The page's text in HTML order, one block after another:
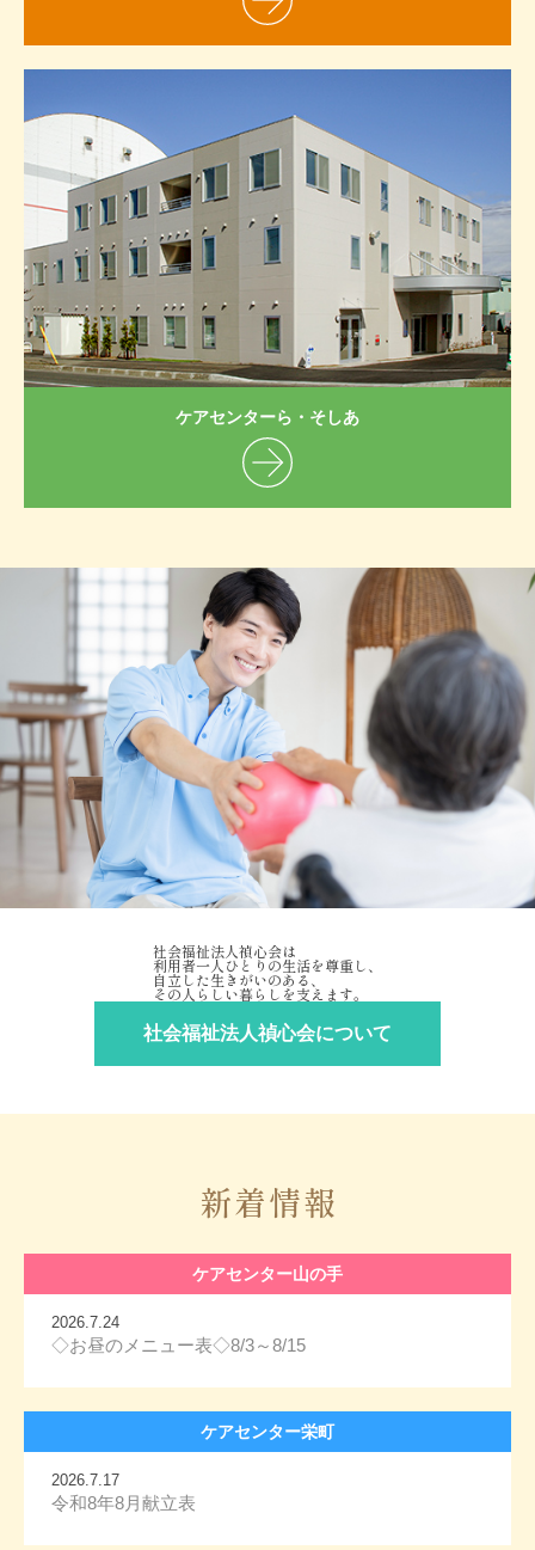
ケアセンターら・そしあ
社会福祉法人禎心会は
利用者一人ひとりの生活を尊重し、
自立した生きがいのある、
その人らしい暮らしを支えます。
社会福祉法人禎心会について
新着情報
ケアセンター山の手
2026.7.24
◇お昼のメニュー表◇8/3～8/15
ケアセンター栄町
2026.7.17
令和8年8月献立表